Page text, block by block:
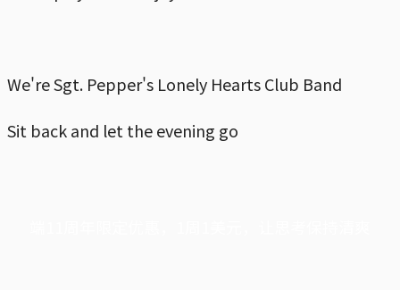
We're Sgt. Pepper's Lonely Hearts Club Band
Sit back and let the evening go